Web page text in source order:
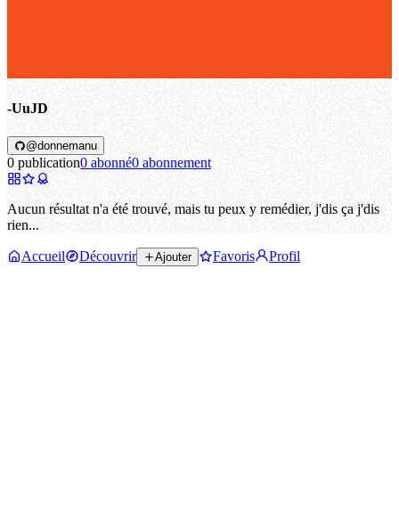
-UuJD
@donnemanu
0 publication0 abonné0 abonnement
Aucun résultat n'a été trouvé, mais tu peux y remédier, j'dis ça j'dis
rien...
Accueil Découvrir Ajouter Favoris Profil